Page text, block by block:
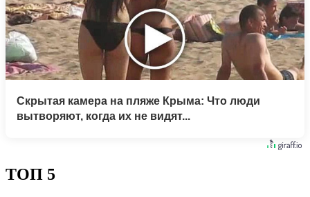
Скрытая камера на пляже Крыма: Что люди
вытворяют, когда их не видят...
ТОП 5